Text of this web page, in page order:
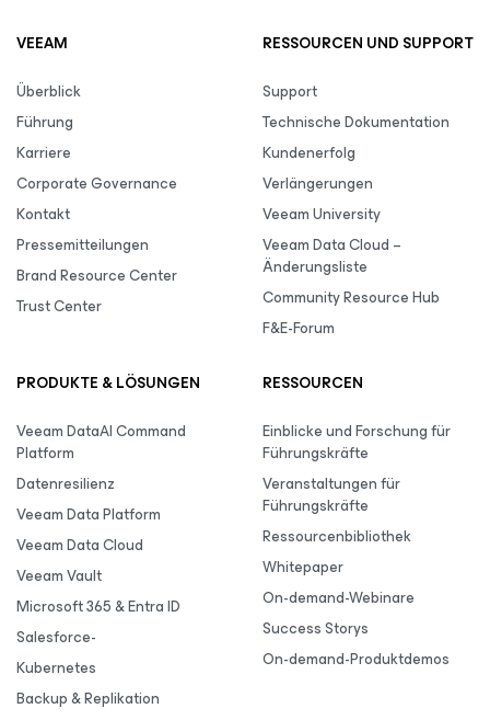
VEEAM
Überblick
Führung
Karriere
Corporate Governance
Kontakt
Pressemitteilungen
Brand Resource Center
Trust Center
RESSOURCEN UND SUPPORT
Support
Technische Dokumentation
Kundenerfolg
Verlängerungen
Veeam University
Veeam Data Cloud –
Änderungsliste
Community Resource Hub
F&E-Forum
PRODUKTE & LÖSUNGEN
Veeam DataAI Command
Platform
Datenresilienz
Veeam Data Platform
Veeam Data Cloud
Veeam Vault
Microsoft 365 & Entra ID
Salesforce-
Kubernetes
Backup & Replikation
RESSOURCEN
Einblicke und Forschung für
Führungskräfte
Veranstaltungen für
Führungskräfte
Ressourcenbibliothek
Whitepaper
On-demand-Webinare
Success Storys
On-demand-Produktdemos